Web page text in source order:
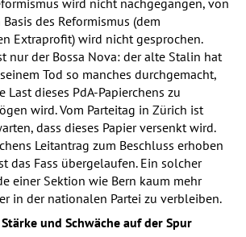
des Reformismus (dem
Extraprofit) wird nicht gesprochen.
nur der Bossa Nova: der alte Stalin hat
Tod so manches durchgemacht,
Last dieses PdA-Papierchens zu
wird. Vom Parteitag in Zürich ist
dass dieses Papier versenkt wird.
Leitantrag zum Beschluss erhoben
das Fass übergelaufen. Ein solcher
einer Sektion wie Bern kaum mehr
in der nationalen Partei zu verbleiben.
und Schwäche auf der Spur